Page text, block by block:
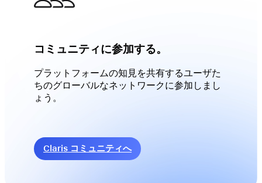
コミュニティに参加する。
プラットフォームの知見を共有するユーザた
ちのグローバルなネットワークに参加しまし
ょう。
Claris コミュニティへ